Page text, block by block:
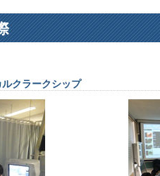
クラークシップ